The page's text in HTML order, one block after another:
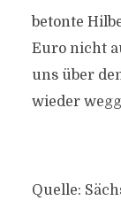
betonte
Euro nicht
uns über
wieder
Quelle: